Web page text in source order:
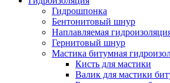
Гидрошпонка
Бентонитовый шнур
Наплавляемая
Гернитовый шнур
Мастика битумная
Кисть для мастики
Валик для мастики